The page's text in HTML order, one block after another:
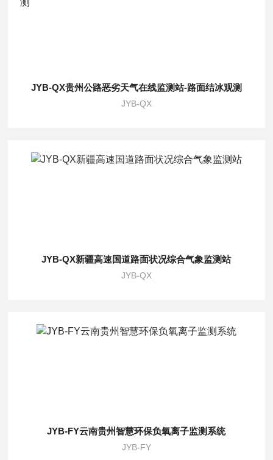
JYB-QX贵州公路恶劣天气在线监测站-路面结冰观测
JYB-QX
JYB-QX新疆高速国道路面状况综合气象监测站
JYB-QX
JYB-FY云南贵州智慧环保负氧离子监测系统
JYB-FY